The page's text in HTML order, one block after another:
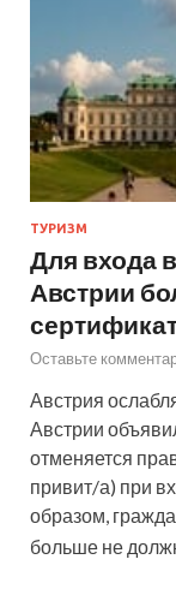
ТУРИЗМ
Для входа
Австрии
Оставьте
Австрия
Австрии
отменяется
привит/а) при
образом,
больше не